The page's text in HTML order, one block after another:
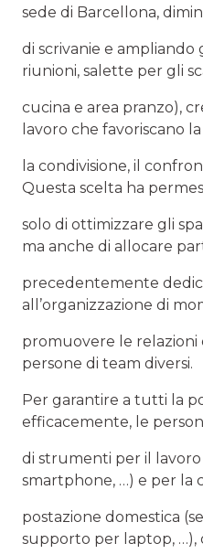
sede di Barcellona,
di scrivanie e ampliando
riunioni, salette per gli
cucina e area pranzo),
lavoro che favoriscano
la condivisione, il
Questa scelta ha
solo di ottimizzare gli
ma anche di allocare
precedentemente
all’organizzazione di
promuovere le relazioni
persone di team diversi.
Per garantire a tutti la
efficacemente, le
di strumenti per il
smartphone, …) e per la
postazione domestica
supporto per laptop, …),